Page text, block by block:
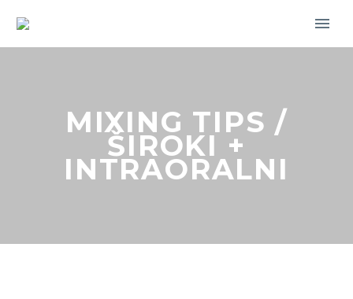
MIXING TIPS /
ŠIROKI +
INTRAORALNI